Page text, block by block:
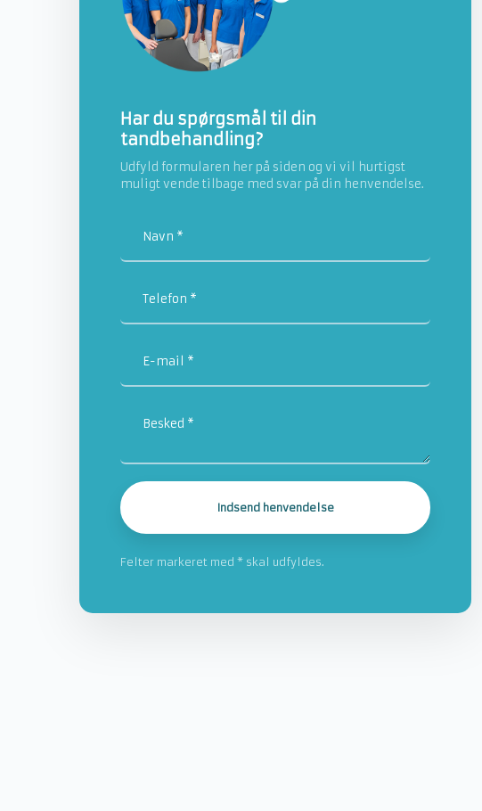
​Har du spørgsmål til din
tandbehandling?
Udfyld formularen her på siden og vi vil hurtigst
muligt vende tilbage med svar på din henvendelse.
Felter markeret med * skal udfyldes.​​